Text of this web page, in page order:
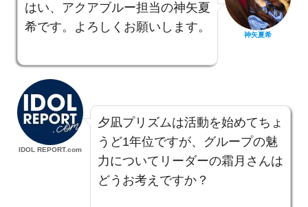
はい、アクアブルー担当の神矢夏
希です。よろしくお願いします。
神矢夏希
IDOL REPORT.com
夕凪プリズムは活動を始めてちょ
うど1年位ですが、グループの魅
力についてリーダーの霜月さんは
どうお考えですか？